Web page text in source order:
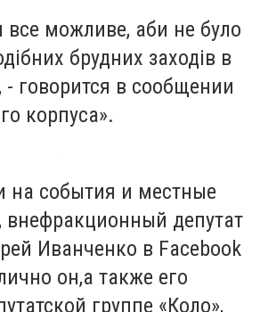
все можливе, аби не було
брудних заходів в
- говорится в сообщении
корпуса».
на события и местные
внефракционный депутат
Иванченко в Facebook
он,а также его
группе «Коло»,